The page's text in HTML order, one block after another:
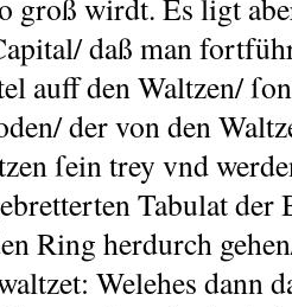
daß man
auff den Waltzen/
der von den
ſein trey vnd
Tabulatder
Ring herdurch
Welehes dann